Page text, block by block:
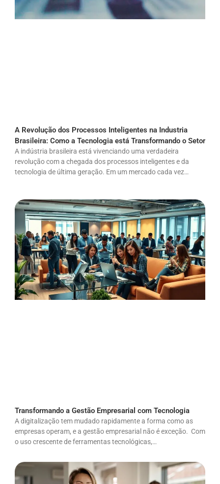
A Revolução dos Processos Inteligentes na Industria
Brasileira: Como a Tecnologia está Transformando o Setor
A indústria brasileira está vivenciando uma verdadeira
revolução com a chegada dos processos inteligentes e da
tecnologia de última geração. Em um mercado cada vez…
Transformando a Gestão Empresarial com Tecnologia
A digitalização tem mudado rapidamente a forma como as
empresas operam, e a gestão empresarial não é exceção. Com
o uso crescente de ferramentas tecnológicas,…